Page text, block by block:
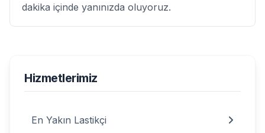
dakika içinde yanınızda oluyoruz.
Hizmetlerimiz
En Yakın Lastikçi